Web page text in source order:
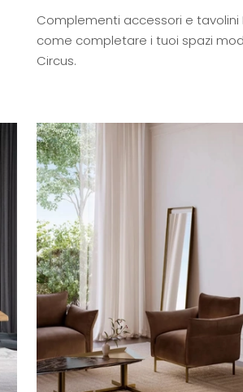
Complementi accessori e tavolini
come completare i tuoi spazi
Circus.